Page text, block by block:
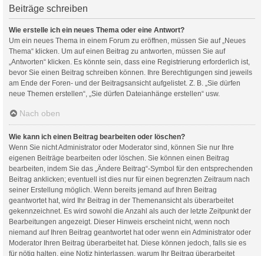
Beiträge schreiben
Wie erstelle ich ein neues Thema oder eine Antwort?
Um ein neues Thema in einem Forum zu eröffnen, müssen Sie auf „Neues
Thema“ klicken. Um auf einen Beitrag zu antworten, müssen Sie auf
„Antworten“ klicken. Es könnte sein, dass eine Registrierung erforderlich ist,
bevor Sie einen Beitrag schreiben können. Ihre Berechtigungen sind jeweils
am Ende der Foren- und der Beitragsansicht aufgelistet. Z. B. „Sie dürfen
neue Themen erstellen“, „Sie dürfen Dateianhänge erstellen“ usw.
Nach oben
Wie kann ich einen Beitrag bearbeiten oder löschen?
Wenn Sie nicht Administrator oder Moderator sind, können Sie nur Ihre
eigenen Beiträge bearbeiten oder löschen. Sie können einen Beitrag
bearbeiten, indem Sie das „Ändere Beitrag“-Symbol für den entsprechenden
Beitrag anklicken; eventuell ist dies nur für einen begrenzten Zeitraum nach
seiner Erstellung möglich. Wenn bereits jemand auf Ihren Beitrag
geantwortet hat, wird Ihr Beitrag in der Themenansicht als überarbeitet
gekennzeichnet. Es wird sowohl die Anzahl als auch der letzte Zeitpunkt der
Bearbeitungen angezeigt. Dieser Hinweis erscheint nicht, wenn noch
niemand auf Ihren Beitrag geantwortet hat oder wenn ein Administrator oder
Moderator Ihren Beitrag überarbeitet hat. Diese können jedoch, falls sie es
für nötig halten, eine Notiz hinterlassen, warum Ihr Beitrag überarbeitet